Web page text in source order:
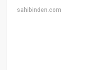
sahibinden.com